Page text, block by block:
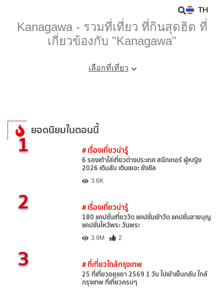
TH
Kanagawa - รวมที่เที่ยว ที่กินสุดฮิต ที่
เกี่ยวข้องกับ "Kanagawa"
เลือกที่เที่ยว
ยอดนิยมในตอนนี้
1 # เรื่องเที่ยวน่ารู้
6 รองเท้าใส่เที่ยวต่างประเทศ สนีกเกอร์ ผู้หญิง
2026 เดินสับ เดินเยอะ ยังชิล
3.6K
2 # เรื่องเที่ยวน่ารู้
180 แคปชั่นเที่ยววัด แคปชั่นเข้าวัด แคปชั่นสายบุญ
แคปชั่นไหว้พระ วันพระ
3.9M 2
3 # ที่เที่ยวใกล้กรุงเทพ
25 ที่เที่ยวอยุธยา 2569 1 วัน ไปเช้าเย็นกลับ ใกล้
กรุงเทพ ที่เที่ยวครบๆ